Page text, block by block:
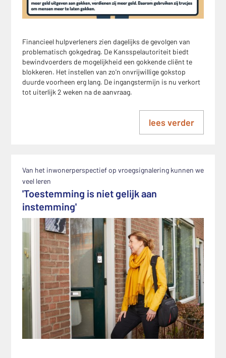
Financieel hulpverleners zien dagelijks de gevolgen van
problematisch gokgedrag. De Kansspelautoriteit biedt
bewindvoerders de mogelijkheid een gokkende cliënt te
blokkeren. Het instellen van zo'n onvrijwillige gokstop
duurde voorheen erg lang. De ingangstermijn is nu verkort
tot uiterlijk 2 weken na de aanvraag.
lees verder
Van het inwonerperspectief op vroegsignalering kunnen we
veel leren
'Toestemming is niet gelijk aan
instemming'